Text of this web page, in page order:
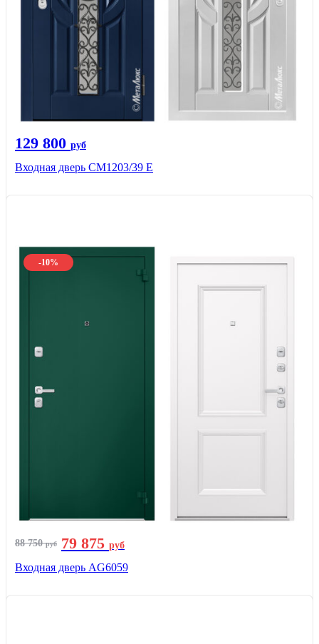
129 800 руб
Входная дверь СМ1203/39 E
-10%
88 750руб 79 875 руб
Входная дверь AG6059